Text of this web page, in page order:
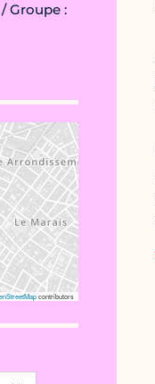
Groupe :
contributors